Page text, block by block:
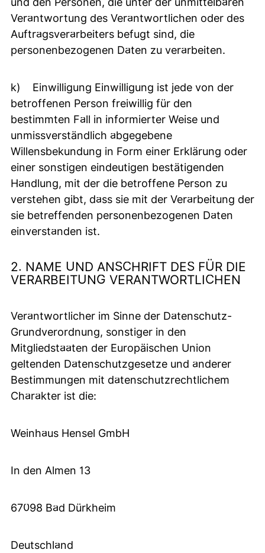
Verantwortung des Verantwortlichen oder des
Auftragsverarbeiters befugt sind, die
personenbezogenen Daten zu verarbeiten.
k) Einwilligung Einwilligung ist jede von der
betroffenen Person freiwillig für den
bestimmten Fall in informierter Weise und
unmissverständlich abgegebene
Willensbekundung in Form einer Erklärung oder
einer sonstigen eindeutigen bestätigenden
Handlung, mit der die betroffene Person zu
verstehen gibt, dass sie mit der Verarbeitung der
sie betreffenden personenbezogenen Daten
einverstanden ist.
2. NAME UND ANSCHRIFT DES FÜR DIE
VERARBEITUNG VERANTWORTLICHEN
Verantwortlicher im Sinne der Datenschutz-
Grundverordnung, sonstiger in den
Mitgliedstaaten der Europäischen Union
geltenden Datenschutzgesetze und anderer
Bestimmungen mit datenschutzrechtlichem
Charakter ist die:
Weinhaus Hensel GmbH
In den Almen 13
67098 Bad Dürkheim
Deutschland